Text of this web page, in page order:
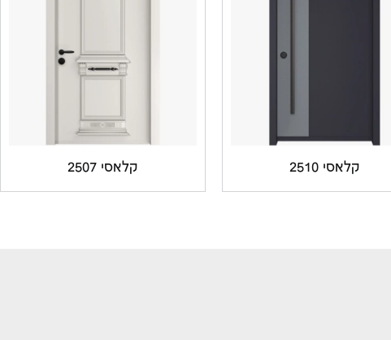
קלאסי 2510 קלאסי 2507